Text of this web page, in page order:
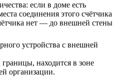
если в доме есть
соединения этого счётчика
нет — до внешней стены
устройства с внешней
находится в зоне
организации.